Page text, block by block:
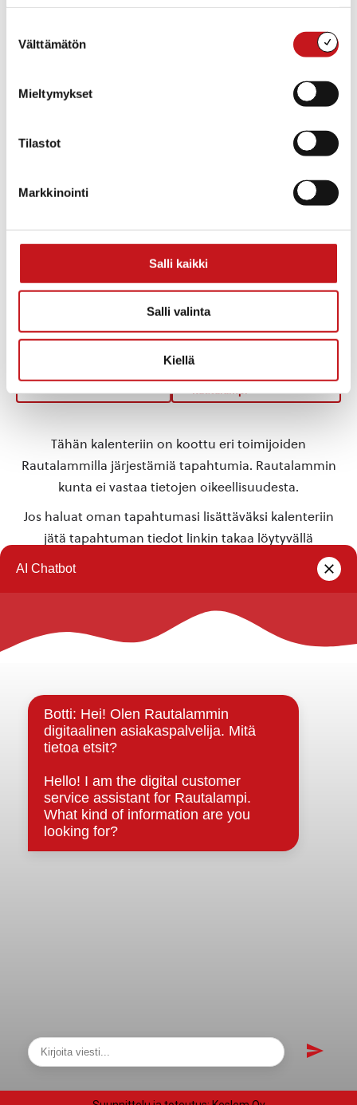
valinta
Välttämätön
Mieltymykset
Tilastot
Markkinointi
Salli kaikki
Salli valinta
Kiellä
SPR Rautalammin osasto,
TAPAHTUMAPAIKKA
Rautalammin seurakuntatalo
Rautalampi
Tähän kalenteriin on koottu eri toimijoiden
Rautalammilla järjestämiä tapahtumia. Rautalammin
kunta ei vastaa tietojen oikeellisuudesta.
Jos haluat oman tapahtumasi lisättäväksi kalenteriin
jätä tapahtuman tiedot linkin takaa löytyvällä
Rautalammin kunta
Strategiat, ohjelmat, ohjeet, suunnitelmat, säännöt ja
sopimukset
Asiakirjajulkisuuskuvaus
Evästeet
Saavutettavuusseloste
Tietosuoja
Tietosuojaselosteet